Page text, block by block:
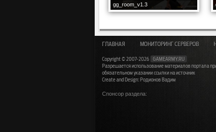
gg_room_v1.3
ГЛАВНАЯ МОНИТОРИНГ СЕРВЕРОВ
Copyright © 2007-2026
GAMEARMY.RU
Разрешается использование материалов портала
обязательном указании ссылки на источник
Create and Design: Родионов Вадим
Спонсор раздела: